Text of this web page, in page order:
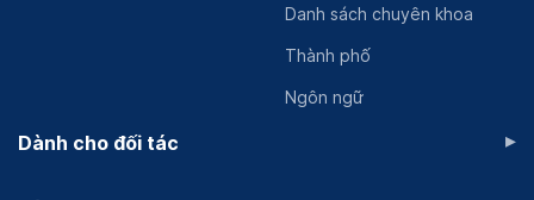
Danh sách chuyên khoa
Thành phố
Ngôn ngữ
Dành cho đối tác ▸